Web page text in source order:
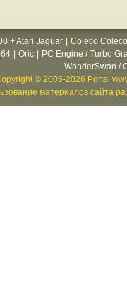
+ Atari Jaguar
Coleco
Oric
PC Engine / Turbo
WonderSwan /
© 2006-2026 Portal
материалов сайта